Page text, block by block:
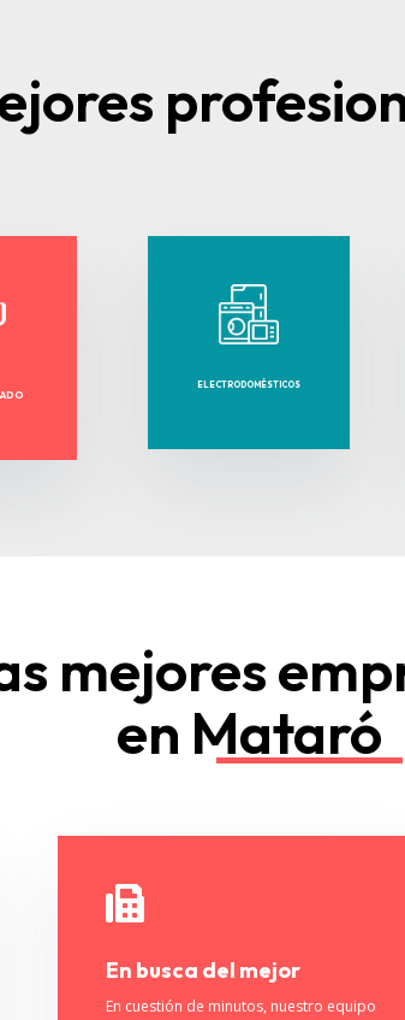
ELECTRODOMÉSTICOS
mejores
en Mataró

En busca del mejor
En cuestión de minutos, nuestro equipo